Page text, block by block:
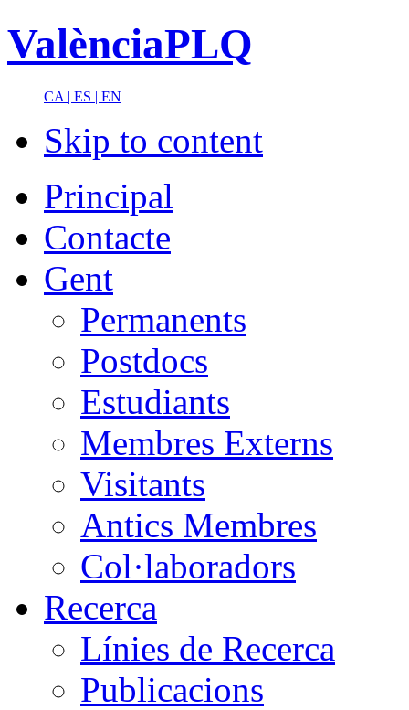
ValènciaPLQ
CA | ES | EN
Skip to content
Principal
Contacte
Gent
Permanents
Postdocs
Estudiants
Membres Externs
Visitants
Antics Membres
Col·laboradors
Recerca
Línies de Recerca
Publicacions